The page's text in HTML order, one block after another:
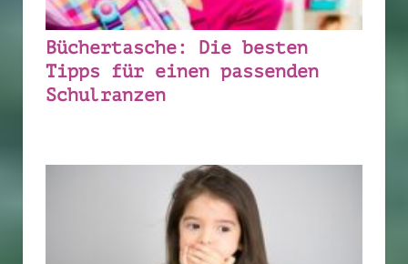
Büchertasche: Die besten
Tipps für einen passenden
Schulranzen